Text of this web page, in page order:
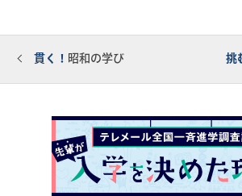
貫く！ 昭和の学び 挑